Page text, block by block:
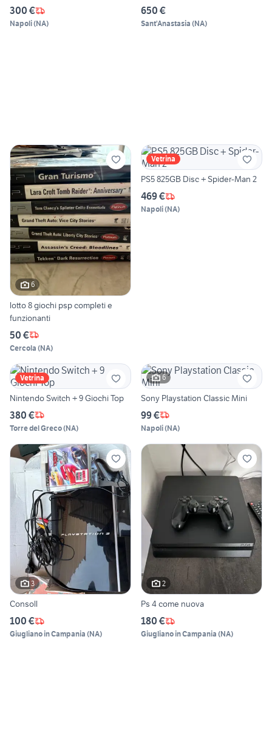
300 €
Napoli(NA)
650 €
Sant'Anastasia (NA)
6
lotto 8 giochi psp completi e
funzionanti
50 €
Cercola (NA)
Vetrina
PS5 825GB Disc + Spider-Man 2
469 €
Napoli(NA)
Vetrina
Nintendo Switch + 9 Giochi Top
380 €
Torre del Greco(NA)
6
Sony Playstation Classic Mini
99 €
Napoli(NA)
3
Consoll
100 €
Giugliano in Campania (NA)
2
Ps 4 come nuova
180 €
Giugliano in Campania (NA)